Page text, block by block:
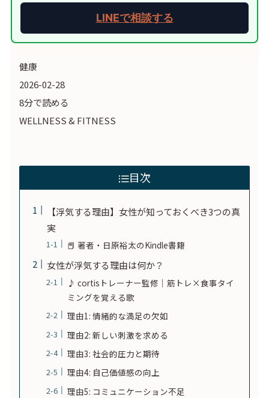
LINEで相談する
健康
2026-02-28
8分で読める
WELLNESS & FITNESS
目次
【浮気する理由】女性が知っておくべき3つの真
実
📕 著者・日原裕太のKindle書籍
女性が浮気する理由は何か？
♪ cortisトレーナー監修｜筋トレ×食事タイ
ミングを覚える歌
理由1: 情緒的な満足の欠如
理由2: 新しい刺激を求める
理由3: 社会的圧力と期待
理由4: 自己価値感の向上
理由5: コミュニケーション不足